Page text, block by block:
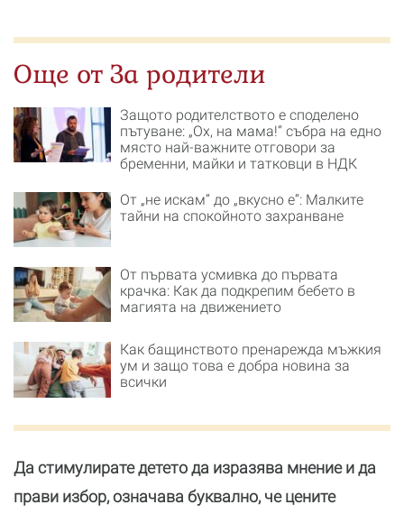
Още от За родители
Защото родителството е споделено
пътуване: „Ох, на мама!“ събра на едно
място най-важните отговори за
бременни, майки и татковци в НДК
От „не искам“ до „вкусно е“: Малките
тайни на спокойното захранване
От първата усмивка до първата
крачка: Как да подкрепим бебето в
магията на движението
Как бащинството пренарежда мъжкия
ум и защо това е добра новина за
всички
Да стимулирате детето да изразява мнение и да
прави избор, означава буквално, че цените